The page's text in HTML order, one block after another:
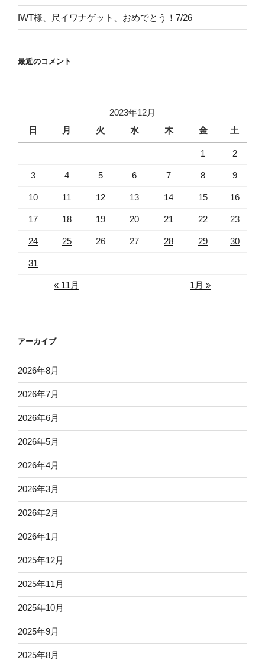
IWT様、尺イワナゲット、おめでとう！7/26
最近のコメント
2023年12月
日
月 火 水 木 金 土
« 11月 1月 »
1 2
3 4 5 6 7 8 9
10 11 12 13 14 15 16
17 18 19 20 21 22 23
24 25 26 27 28 29 30
31
アーカイブ
2026年8月
2026年7月
2026年6月
2026年5月
2026年4月
2026年3月
2026年2月
2026年1月
2025年12月
2025年11月
2025年10月
2025年9月
2025年8月